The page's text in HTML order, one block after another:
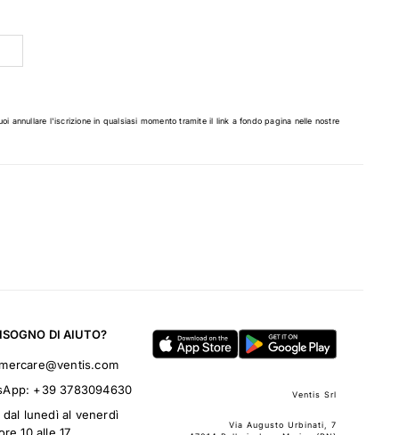
annullare l'iscrizione in qualsiasi momento tramite il link a fondo pagina nelle nostre
DI AIUTO?
+39 3783094630
dal lunedì al venerdì
10 alle 17
Ventis Srl
Via Augusto Urbinati, 7